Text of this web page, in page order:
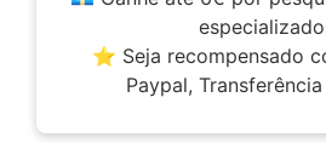
⭐ Seja recompensado
Paypal,